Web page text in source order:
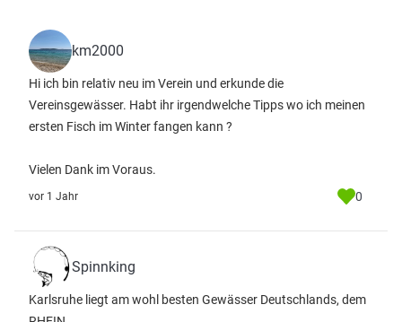
km2000
Hi ich bin relativ neu im Verein und erkunde die
Vereinsgewässer. Habt ihr irgendwelche Tipps wo ich meinen
ersten Fisch im Winter fangen kann ?
Vielen Dank im Voraus.
vor 1 Jahr 0
Spinnking
Karlsruhe liegt am wohl besten Gewässer Deutschlands, dem